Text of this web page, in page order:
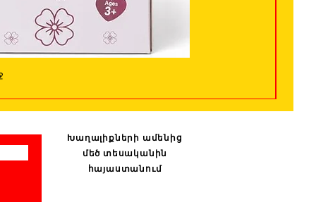
Խաղալիքների ամենից
մեծ տեսականին
հայաստանում